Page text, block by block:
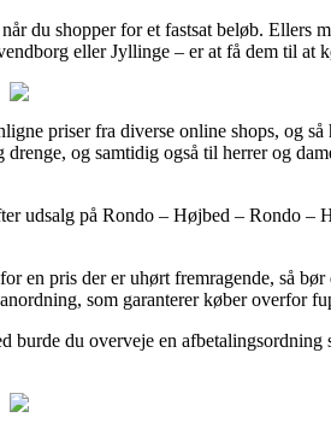
du shopper for et fastsat beløb. Ellers
eller Jyllinge – er at få dem til at
priser fra diverse online shops, og
og samtidig også til herrer og
udsalg på Rondo – Højbed – Rondo –
en pris der er uhørt fremragende, så
som garanterer køber overfor
du overveje en